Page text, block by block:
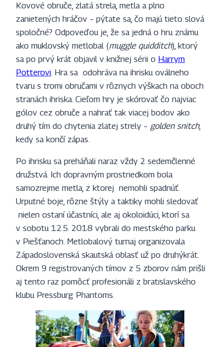
Kovové obruče, zlatá strela, metla a plno
zanietených hráčov – pýtate sa, čo majú tieto slová
spoločné? Odpoveďou je, že sa jedná o hru známu
ako muklovský metlobal (muggle quidditch), ktorý
sa po prvý krát objavil v knižnej sérii o Harrym
Potterovi. Hra sa odohráva na ihrisku oválneho
tvaru s tromi obručami v rôznych výškach na oboch
stranách ihriska. Cieľom hry je skórovať čo najviac
gólov cez obruče a nahrať tak viacej bodov ako
druhý tím do chytenia zlatej strely – golden snitch,
kedy sa končí zápas.
Po ihrisku sa preháňali naraz vždy 2 sedemčlenné
družstvá. Ich dopravným prostriedkom bola
samozrejme metla, z ktorej nemohli spadnúť.
Urputné boje, rôzne štýly a taktiky mohli sledovať
nielen ostaní účastníci, ale aj okoloidúci, ktorí sa
v sobotu 12.5. 2018 vybrali do mestského parku
v Piešťanoch. Metlobalový turnaj organizovala
Západoslovenská skautská oblasť už po druhýkrát.
Okrem 9 registrovaných tímov z 5 zborov nám prišli
aj tento raz pomôcť profesionáli z bratislavského
klubu Pressburg Phantoms.